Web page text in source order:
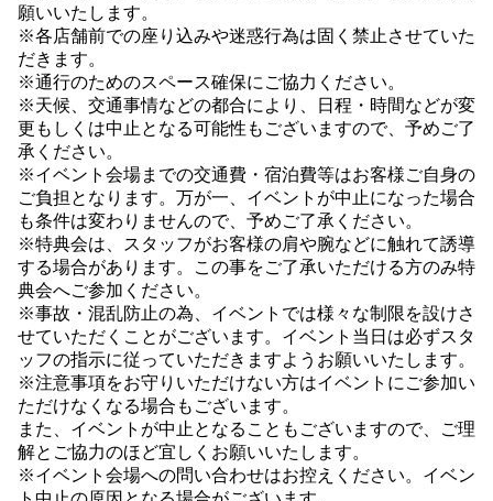
願いいたします。
※各店舗前での座り込みや迷惑行為は固く禁止させていた
だきます。
※通行のためのスペース確保にご協力ください。
※天候、交通事情などの都合により、日程・時間などが変
更もしくは中止となる可能性もございますので、予めご了
承ください。
※イベント会場までの交通費・宿泊費等はお客様ご自身の
ご負担となります。万が一、イベントが中止になった場合
も条件は変わりませんので、予めご了承ください。
※特典会は、スタッフがお客様の肩や腕などに触れて誘導
する場合があります。この事をご了承いただける方のみ特
典会へご参加ください。
※事故・混乱防止の為、イベントでは様々な制限を設けさ
せていただくことがございます。イベント当日は必ずスタ
ッフの指示に従っていただきますようお願いいたします。
※注意事項をお守りいただけない方はイベントにご参加い
ただけなくなる場合もございます。
また、イベントが中止となることもございますので、ご理
解とご協力のほど宜しくお願いいたします。
※イベント会場への問い合わせはお控えください。イベン